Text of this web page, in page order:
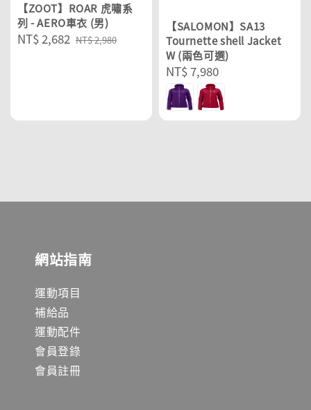
【ZOOT】ROAR 虎嘯系
列 - AERO車衣 (男)
Sale
NT$ 2,682 Regular
NT$ 2,980
【SALOMON】SA13
Tournette shell Jacket
W (兩色可選)
Regular
price
NT$ 7,980
網站指南
運動項目
補給品
運動配件
會員登錄
會員註冊